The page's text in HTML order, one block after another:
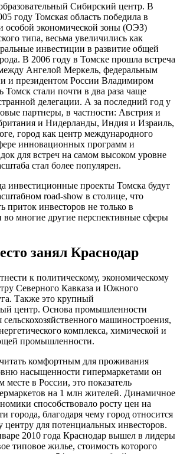
Сибирский центр. В
году Томская область победила в
особой экономической зоны (ОЭЗ)
типа, весьма увеличились как
инвестиции в развитие общей
В 2006 году в Томске прошла встреча
Ангелой Меркель, федеральным
и президентом России Владимиром
стали почти в два раза чаще
делегации. А за последний год у
партнеры, в частности: Австрия и
и Нидерланды, Индия и Израиль,
город как центр международного
инновационных программ и
для встреч на самом высоком уровне
стал более популярен.
инвестиционные проекты Томска будут
road-show в столице, что
приток инвесторов не только в
многие другие перспективные сферы
занял Краснодар
к политическому, экономическому
Северного Кавказа и Южного
Также это крупный
центр. Основа промышленности
сельскохозяйственного машиностроения,
комплекса, химической и
промышленности.
комфортным для проживания
насыщенности гипермаркетами он
месте в России, это показатель
на 1 млн жителей. Динамичное
способствовало росту цен на
города, благодаря чему город относится
центру для потенциальных инвесторов.
2010 года Краснодар вышел в лидеры
типовое жилье, стоимость которого